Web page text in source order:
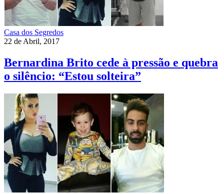
Casa dos Segredos
22 de Abril, 2017
Bernardina Brito cede à pressão e quebra
o silêncio: “Estou solteira”